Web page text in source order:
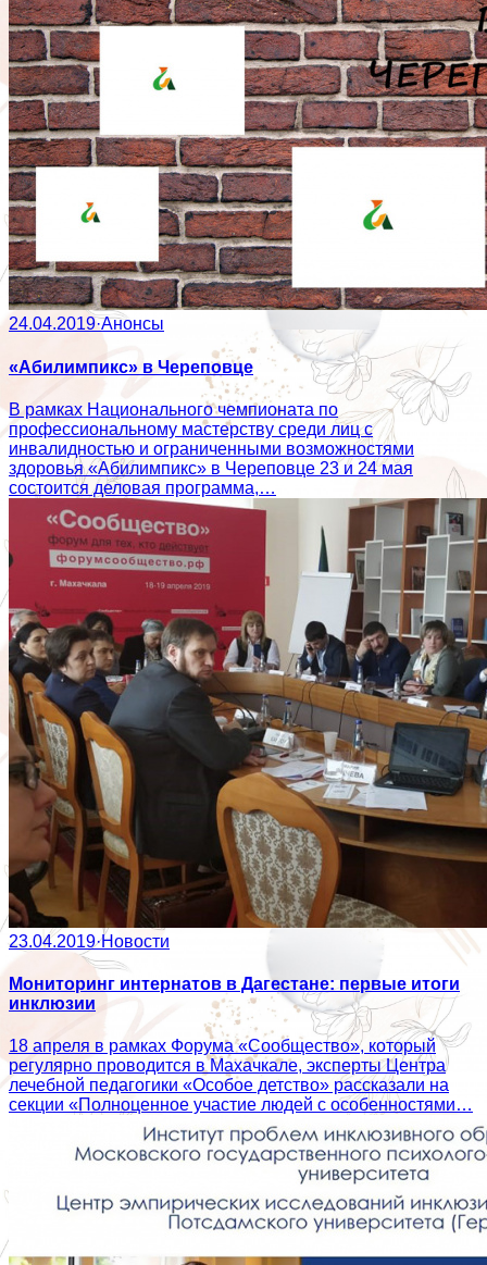
24.04.2019·Анонсы
«Абилимпикс» в Череповце
В рамках Национального чемпионата по
профессиональному мастерству среди лиц с
инвалидностью и ограниченными возможностями
здоровья «Абилимпикс» в Череповце 23 и 24 мая
состоится деловая программа,…
23.04.2019·Новости
Мониторинг интернатов в Дагестане: первые итоги
инклюзии
18 апреля в рамках Форума «Сообщество», который
регулярно проводится в Махачкале, эксперты Центра
лечебной педагогики «Особое детство» рассказали на
секции «Полноценное участие людей с особенностями…